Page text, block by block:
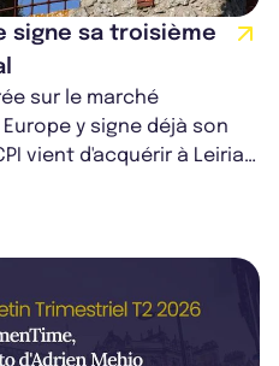
signe sa troisième
sur le marché
y signe déjà son
vient d'acquérir à Leiria,
établis...